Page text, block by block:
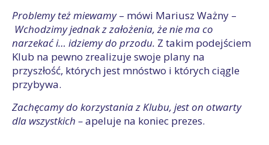
Problemy też miewamy– mówi Mariusz Ważny –
Wchodzimy jednak z założenia, że nie ma co
narzekać i… idziemy do przodu. Z takim podejściem
Klub na pewno zrealizuje swoje plany na
przyszłość, których jest mnóstwo i których ciągle
przybywa.
Zachęcamy do korzystania z Klubu, jest on otwarty
dla wszystkich –apeluje na koniec prezes.